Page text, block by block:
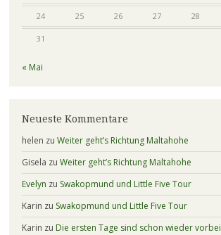
24 25 26 27 28
31
« Mai
Neueste Kommentare
helen zu Weiter geht’s Richtung Maltahohe
Gisela zu Weiter geht’s Richtung Maltahohe
Evelyn zu Swakopmund und Little Five Tour
Karin zu Swakopmund und Little Five Tour
Karin zu Die ersten Tage sind schon wieder vorbei